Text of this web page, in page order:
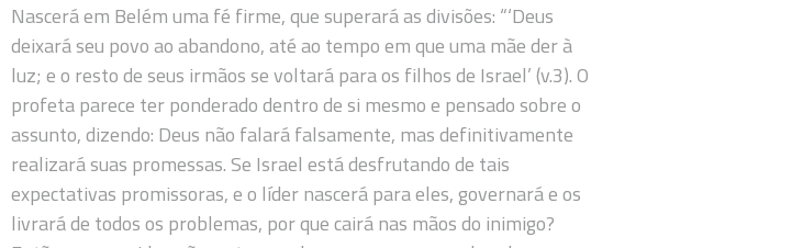
Nascerá em Belém uma fé firme, que superará as divisões: “‘Deus
deixará seu povo ao abandono, até ao tempo em que uma mãe der à
luz; e o resto de seus irmãos se voltará para os filhos de Israel’ (v.3). O
profeta parece ter ponderado dentro de si mesmo e pensado sobre o
assunto, dizendo: Deus não falará falsamente, mas definitivamente
realizará suas promessas. Se Israel está desfrutando de tais
expectativas promissoras, e o líder nascerá para eles, governará e os
livrará de todos os problemas, por que cairá nas mãos do inimigo?